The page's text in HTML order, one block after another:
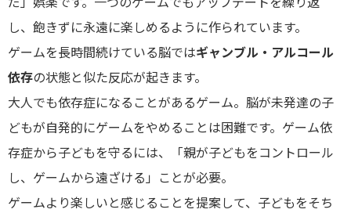
し、飽きずに永遠に楽しめるように作られています。
ゲームを長時間続けている脳ではギャンブル・アルコール
依存の状態と似た反応が起きます。
大人でも依存症になることがあるゲーム。脳が未発達の子
どもが自発的にゲームをやめることは困難です。ゲーム依
存症から子どもを守るには、「親が子どもをコントロール
し、ゲームから遠ざける」ことが必要。
ゲームより楽しいと感じることを提案して、子どもをそち